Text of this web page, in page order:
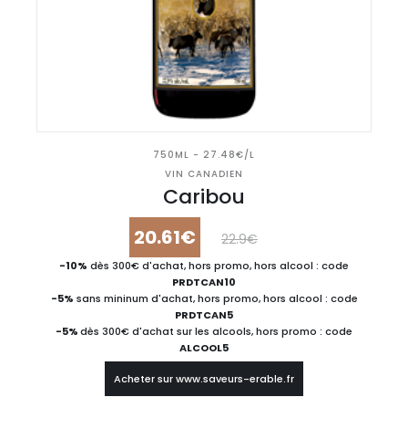
750ML - 27.48€/L
VIN CANADIEN
Caribou
20.61€ 22.9€
-10% dès 300€ d'achat, hors promo, hors alcool : code
PRDTCAN10
-5% sans mininum d'achat, hors promo, hors alcool : code
PRDTCAN5
-5%dès 300€ d'achat sur les alcools, hors promo : code
ALCOOL5
Acheter sur www.saveurs-erable.fr